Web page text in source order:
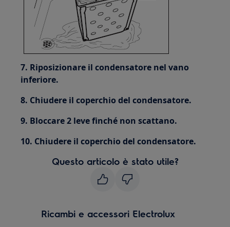
7. Riposizionare il condensatore nel vano
inferiore.
8. Chiudere il coperchio del condensatore.
9. Bloccare 2 leve finché non scattano.
10. Chiudere il coperchio del condensatore.
Questo articolo è stato utile?
Ricambi e accessori Electrolux